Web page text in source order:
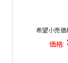
希望小売価
価格: